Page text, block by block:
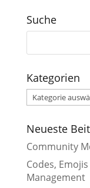
Suche
Kategorien
Kategorien
Neueste
Community
Codes,
Management